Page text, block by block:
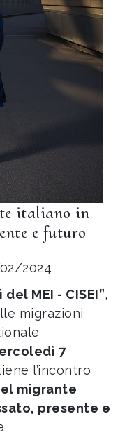
italiano in
e futuro
2024
MEI - CISEI”,
migrazioni
7
l’incontro
migrante
presente e